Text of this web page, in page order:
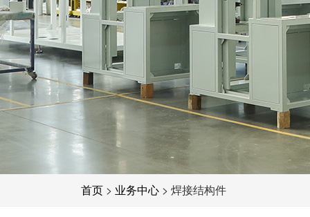
首页 > 业务中心 > 焊接结构件